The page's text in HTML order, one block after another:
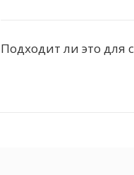
Подходит ли это для